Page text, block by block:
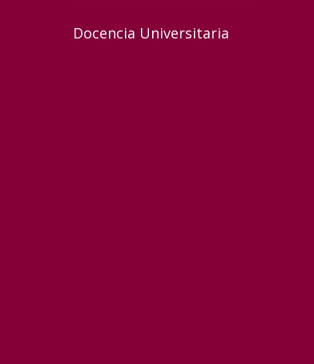
Docencia Universitaria